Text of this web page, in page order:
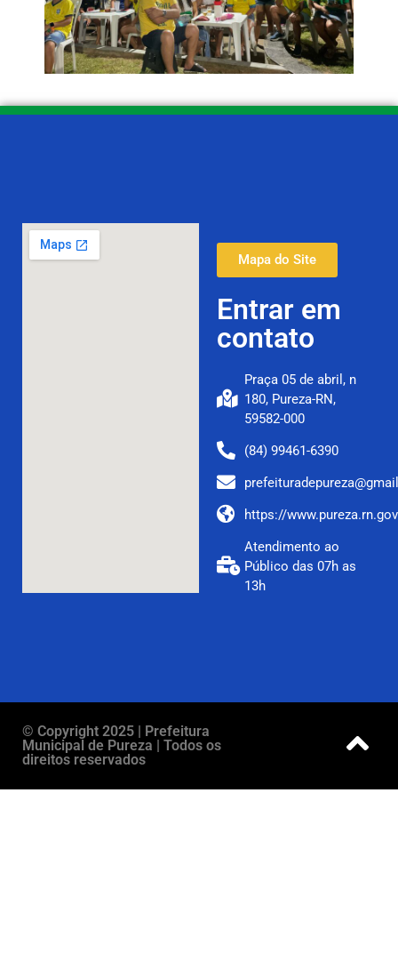
Mapa do Site
Entrar em
contato
Praça 05 de abril, n
180, Pureza-RN,
59582-000
(84) 99461-6390
https://
Atendimento ao
Público das 07h as
13h
© Copyright 2025 | Prefeitura
Municipal de Pureza | Todos os
direitos reservados